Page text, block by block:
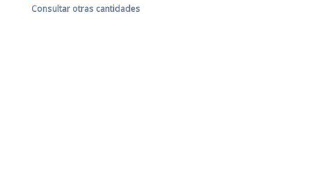
Consultar otras cantidades